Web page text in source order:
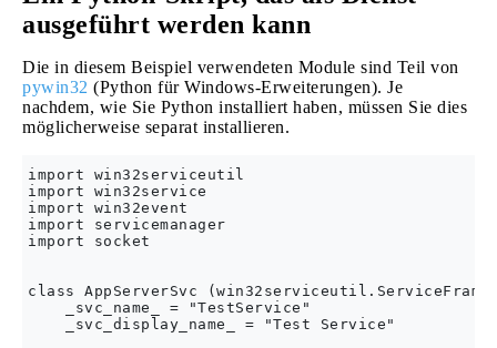
ausgeführt werden kann
Die in diesem Beispiel verwendeten Module sind Teil von
pywin32 (Python für Windows-Erweiterungen). Je
nachdem, wie Sie Python installiert haben, müssen Sie dies
möglicherweise separat installieren.
import win32serviceutil
import win32service
import win32event
import servicemanager
import socket
class AppServerSvc
    _svc_name_ = "TestService"
    _svc_display_name_ = "Test Service"